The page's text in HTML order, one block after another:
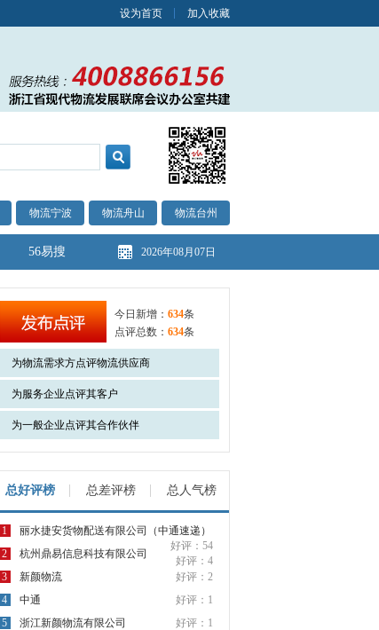
设为首页 加入收藏
物流宁波 物流舟山 物流台州
56易搜 2026年08月07日
今日新增： 634条
点评总数： 634条
为物流需求方点评物流供应商
为服务企业点评其客户
为一般企业点评其合作伙伴
总好评榜 总差评榜 总人气榜
1
丽水捷安货物配送有限公司（中通速递）
好评：54
2 杭州鼎易信息科技有限公司
好评：4
3
新颜物流
好评：2
4
中通
好评：1
5
浙江新颜物流有限公司
好评：1